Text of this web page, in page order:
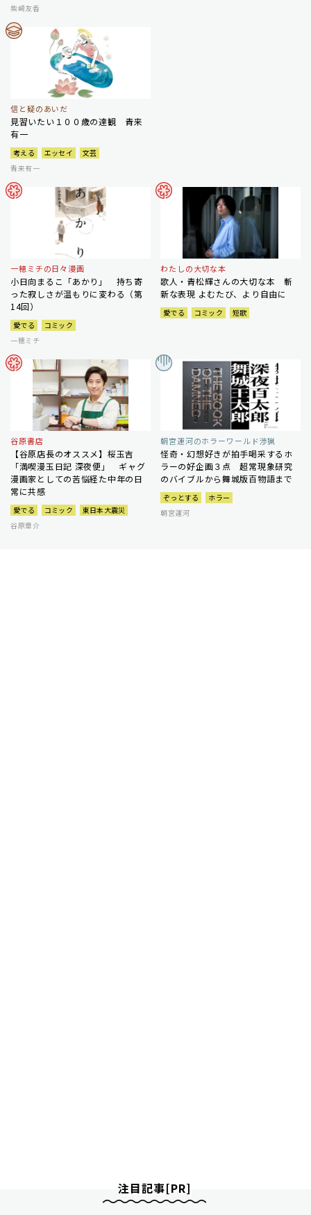
柴崎友香
信と疑のあいだ
見習いたい１００歳の達観 青来
有一
考える エッセイ
文芸
青来有一
一穂ミチの日々漫画
小日向まるこ「あかり」 持ち寄
った寂しさが温もりに変わる（第
14回）
愛でる
コミック
一穂ミチ
わたしの大切な本
歌人・青松輝さんの大切な本 斬
新な表現 よむたび、より自由に
愛でる コミック 短歌
谷原書店
【谷原店長のオススメ】桜玉吉
「満喫漫玉日記 深夜便」 ギャグ
漫画家としての苦悩経た中年の日
常に共感
愛でる コミック
東日本大震災
谷原章介
朝宮運河のホラーワールド渉猟
怪奇・幻想好きが拍手喝采するホ
ラーの好企画３点 超常現象研究
のバイブルから舞城版百物語まで
ぞっとする
ホラー
朝宮運河
注目記事[PR]